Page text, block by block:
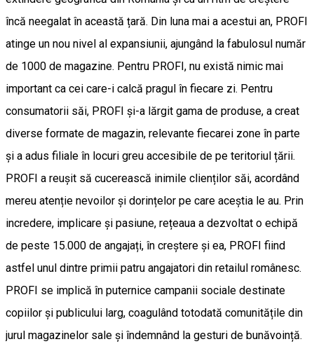
încă neegalat în această țară. Din luna mai a acestui an, PROFI
atinge un nou nivel al expansiunii, ajungând la fabulosul număr
de 1000 de magazine. Pentru PROFI, nu există nimic mai
important ca cei care-i calcă pragul în fiecare zi. Pentru
consumatorii săi, PROFI și-a lărgit gama de produse, a creat
diverse formate de magazin, relevante fiecarei zone în parte
și a adus filiale în locuri greu accesibile de pe teritoriul țării.
PROFI a reușit să cucerească inimile clienților săi, acordând
mereu atenție nevoilor și dorințelor pe care aceștia le au. Prin
incredere, implicare și pasiune, rețeaua a dezvoltat o echipă
de peste 15.000 de angajați, în creștere și ea, PROFI fiind
astfel unul dintre primii patru angajatori din retailul românesc.
PROFI se implică în puternice campanii sociale destinate
copiilor și publicului larg, coagulând totodată comunitățile din
jurul magazinelor sale și îndemnând la gesturi de bunăvoință.